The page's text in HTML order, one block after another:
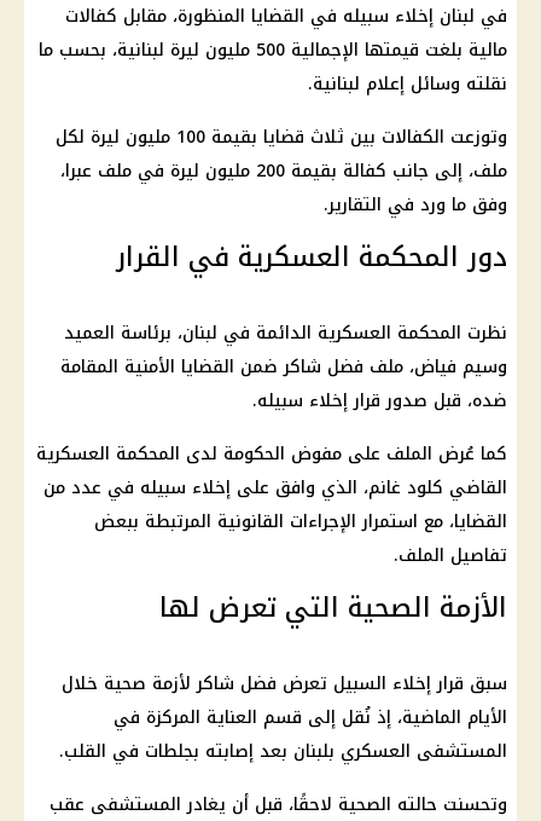
في لبنان إخلاء سبيله في القضايا المنظورة، مقابل كفالات
مالية بلغت قيمتها الإجمالية 500 مليون ليرة لبنانية، بحسب ما
نقلته وسائل إعلام لبنانية.
وتوزعت الكفالات بين ثلاث قضايا بقيمة 100 مليون ليرة لكل
ملف، إلى جانب كفالة بقيمة 200 مليون ليرة في ملف عبرا،
وفق ما ورد في التقارير.
دور المحكمة العسكرية في القرار
نظرت المحكمة العسكرية الدائمة في لبنان، برئاسة العميد
وسيم فياض، ملف فضل شاكرضمن القضايا الأمنية المقامة
ضده، قبل صدور قرار إخلاء سبيله.
كما عُرض الملف على مفوض الحكومة لدى المحكمة العسكرية
القاضي كلود غانم، الذي وافق على إخلاء سبيله في عدد من
القضايا، مع استمرار الإجراءات القانونية المرتبطة ببعض
تفاصيل الملف.
الأزمة الصحية التي تعرض لها
سبق قرارإخلاء السبيل تعرض فضل شاكرلأزمة صحية خلال
الأيام الماضية، إذ نُقل إلى قسم العناية المركزة في
المستشفى العسكري بلبنان بعد إصابته بجلطات في القلب.
وتحسنت حالته الصحية لاحقًا، قبل أن يغادر المستشفى عقب